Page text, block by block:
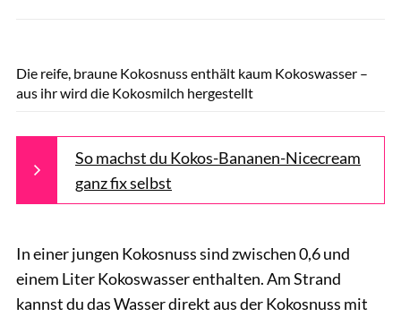
Die reife, braune Kokosnuss enthält kaum Kokoswasser –
aus ihr wird die Kokosmilch hergestellt
So machst du Kokos-Bananen-Nicecream
ganz fix selbst
In einer jungen Kokosnuss sind zwischen 0,6 und
einem Liter Kokoswasser enthalten. Am Strand
kannst du das Wasser direkt aus der Kokosnuss mit